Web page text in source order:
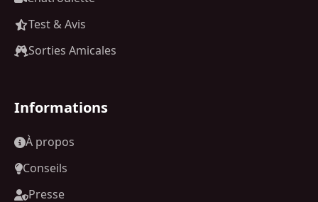
Test & Avis
Sorties Amicales
Informations
À propos
Conseils
Presse